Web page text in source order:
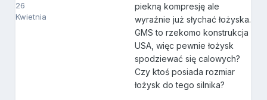
26
Kwietnia
piekną kompresję ale
wyraźnie już słychać łożyska.
GMS to rzekomo konstrukcja
USA, więc pewnie łożysk
spodziewać się calowych?
Czy ktoś posiada rozmiar
łożysk do tego silnika?